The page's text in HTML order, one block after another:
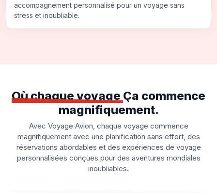
accompagnement personnalisé pour un voyage sans
stress et inoubliable.
Où chaque voyage Ça commence
magnifiquement.
Avec Voyage Avion, chaque voyage commence
magnifiquement avec une planification sans effort, des
réservations abordables et des expériences de voyage
personnalisées conçues pour des aventures mondiales
inoubliables.